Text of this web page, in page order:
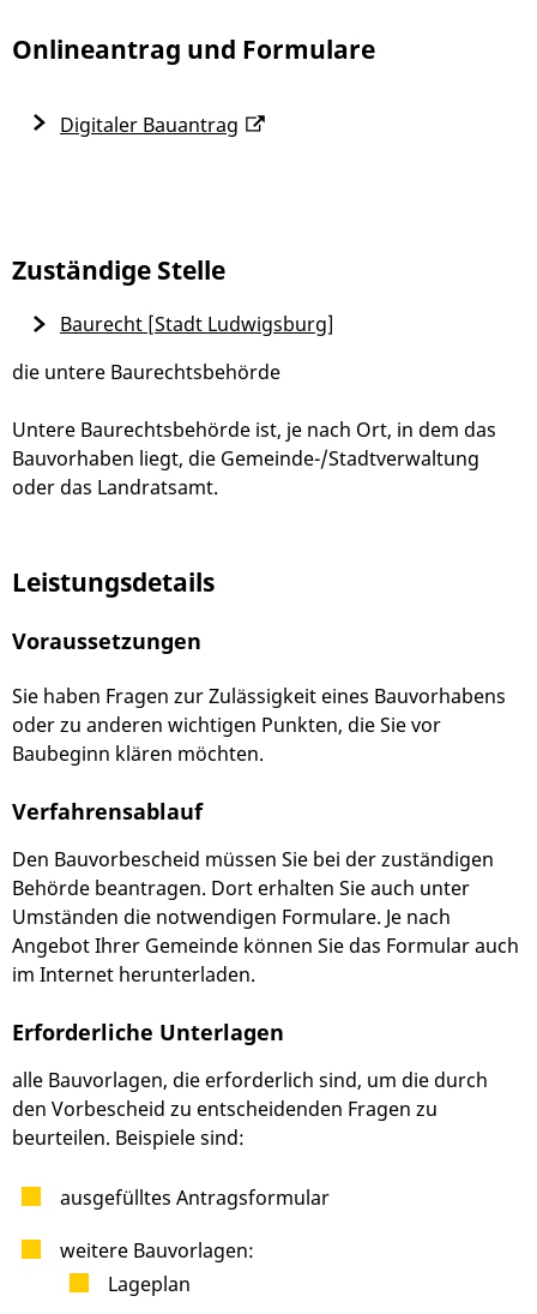
Onlineantrag und Formulare
Digitaler Bauantrag
Zuständige Stelle
die untere Baurechtsbehörde
Untere Baurechtsbehörde ist, je nach Ort, in dem das
Bauvorhaben liegt, die Gemeinde-/Stadtverwaltung
oder das Landratsamt.
Baurecht [Stadt Ludwigsburg]
Leistungsdetails
Voraussetzungen
Sie haben Fragen zur Zulässigkeit eines Bauvorhabens
oder zu anderen wichtigen Punkten, die Sie vor
Baubeginn klären möchten.
Verfahrensablauf
Den Bauvorbescheid müssen Sie bei der zuständigen
Behörde beantragen. Dort erhalten Sie auch unter
Umständen die notwendigen Formulare. Je nach
Angebot Ihrer Gemeinde können Sie das Formular auch
im Internet herunterladen.
Erforderliche Unterlagen
alle Bauvorlagen, die erforderlich sind, um die durch
den Vorbescheid zu entscheidenden Fragen zu
beurteilen. Beispiele sind:
ausgefülltes Antragsformular
weitere Bauvorlagen:
Lageplan